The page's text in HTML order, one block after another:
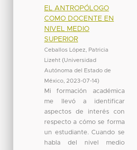
EL ANTROPÓLOGO
COMO DOCENTE EN
NIVEL MEDIO
SUPERIOR
Ceballos López, Patricia
Lizeht (Universidad
Autónoma del Estado de
México, 2023-07-14)
Mi formación académica
me llevó a identificar
aspectos de interés con
respecto a cómo se forma
un estudiante. Cuando se
habla del nivel medio